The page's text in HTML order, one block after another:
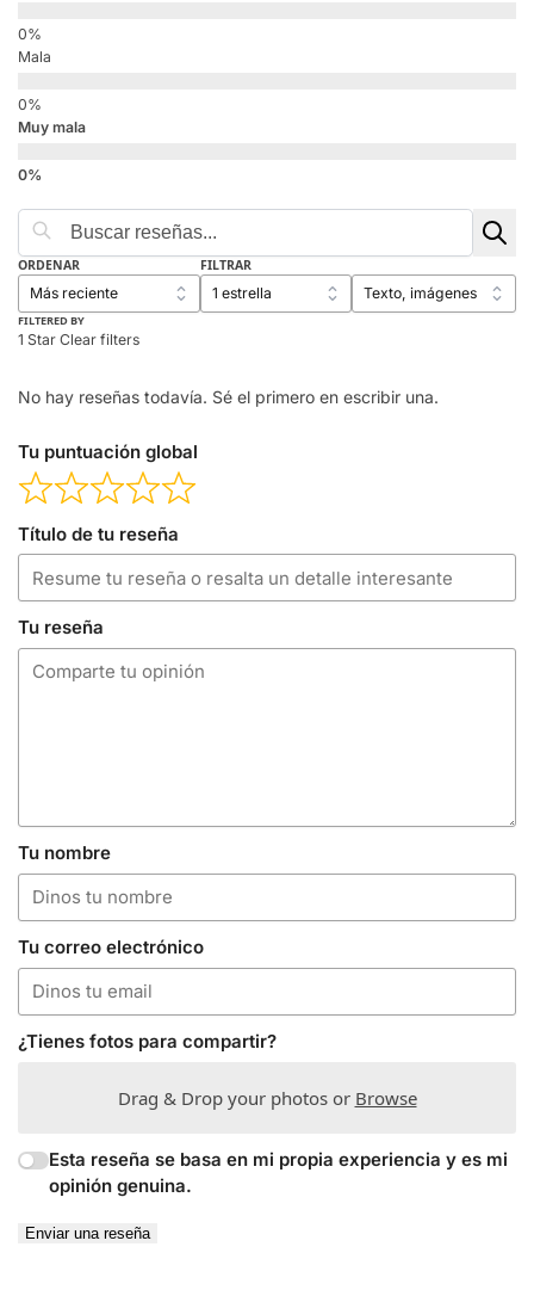
Mala
Muy mala
ORDENAR FILTRAR
FILTERED BY
1 Star Clear filters
No hay reseñas todavía. Sé el primero en escribir una.
Tu puntuación global
Título de tu reseña
Tu reseña
Tu nombre
Tu correo electrónico
¿Tienes fotos para compartir?
Drag & Drop your photos or Browse
Esta reseña se basa en mi propia experiencia y es mi
opinión genuina.
Enviar una reseña